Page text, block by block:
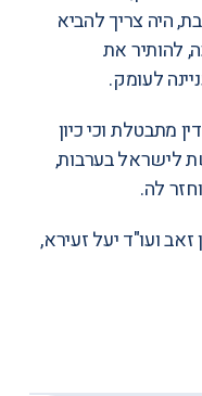
היה צריך להביא
להותיר את
לעומק.
מתבטלת וכי כיון
לישראל בערבות,
לה.
ועו"ד יעל זעירא,